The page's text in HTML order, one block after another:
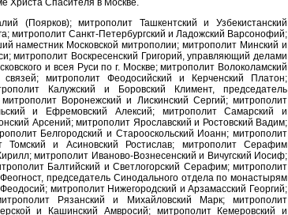
Христа Спасителя в Москве.
(Поярков); митрополит Ташкентский и Узбекистанский
митрополит Санкт-Петербургский и Ладожский Варсонофий;
наместник Московской митрополии; митрополит Минский и
митрополит Воскресенский Григорий, управляющий делами
и всея Руси по г. Москве; митрополит Волоколамский
митрополит Феодосийский и Керченский Платон;
Калужский и Боровский Климент, председатель
Воронежский и Лискинский Сергий; митрополит
и Ефремовский Алексий; митрополит Самарский и
Арсений; митрополит Ярославский и Ростовский Вадим;
Белгородский и Старооскольский Иоанн; митрополит
Томский и Асиновский Ростислав; митрополит Серафим
митрополит Иваново-Вознесенский и Вичугский Иосиф;
Балтийский и Светлогорский Серафим; митрополит
председатель Синодального отдела по монастырям
митрополит Нижегородский и Арзамасский Георгий;
Рязанский и Михайловский Марк; митрополит
и Кашинский Амвросий; митрополит Кемеровский и